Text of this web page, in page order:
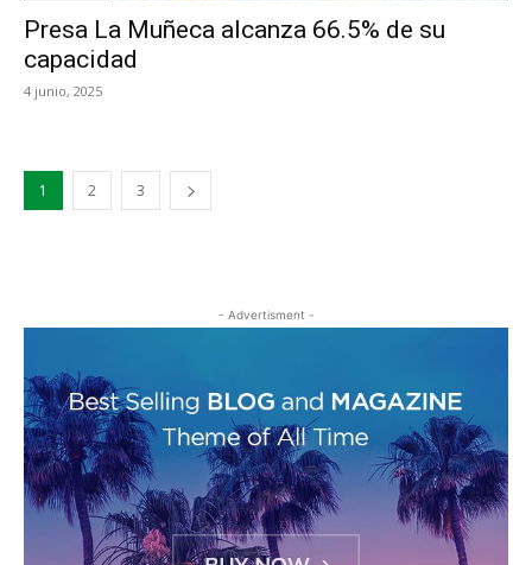
Presa La Muñeca alcanza 66.5% de su
capacidad
4 junio, 2025
1 2 3
- Advertisment -